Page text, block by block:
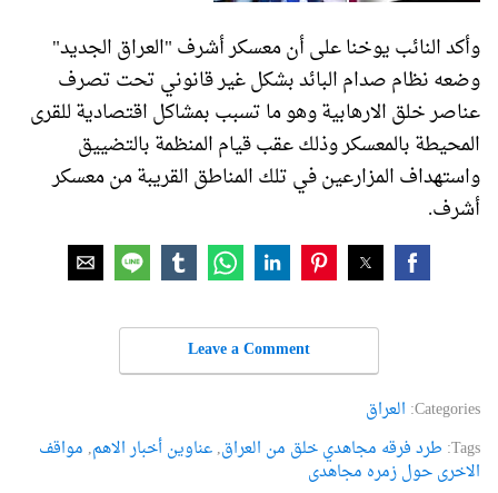
وأكد النائب يوخنا على أن معسكر أشرف "العراق الجديد"
وضعه نظام صدام البائد بشكل غير قانوني تحت تصرف
عناصر خلق الارهابية وهو ما تسبب بمشاكل اقتصادية للقرى
المحيطة بالمعسكر وذلك عقب قيام المنظمة بالتضييق
واستهداف المزارعين في تلك المناطق القريبة من معسكر
أشرف.
Leave a Comment
Categories: العراق
Tags: طرد فرقه مجاهدي خلق من العراق,عناوین أخبار الاهم,مواقف
الاخری حول زمره مجاهدی